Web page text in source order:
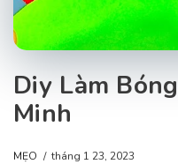
Diy Làm
Minh
MẸO tháng 1 23, 2023